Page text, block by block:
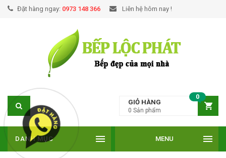
Đặt hàng ngay: 0973 148 366 Liên hệ hôm nay !
GIỎ HÀNG
0
0 Sản phẩm
DANH MỤC MENU